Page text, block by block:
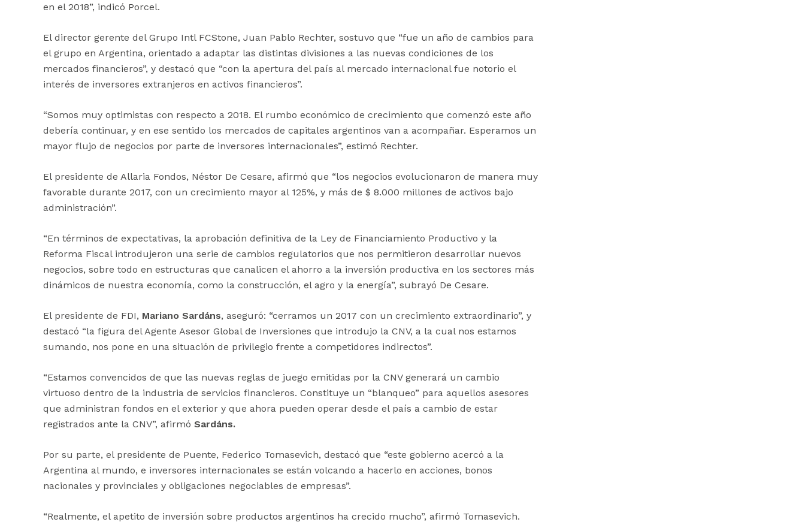
en el 2018”, indicó Porcel.
El director gerente del Grupo Intl FCStone, Juan Pablo Rechter, sostuvo que “fue un año de cambios para
el grupo en Argentina, orientado a adaptar las distintas divisiones a las nuevas condiciones de los
mercados financieros”, y destacó que “con la apertura del país al mercado internacional fue notorio el
interés de inversores extranjeros en activos financieros”.
“Somos muy optimistas con respecto a 2018. El rumbo económico de crecimiento que comenzó este año
debería continuar, y en ese sentido los mercados de capitales argentinos van a acompañar. Esperamos un
mayor flujo de negocios por parte de inversores internacionales”, estimó Rechter.
El presidente de Allaria Fondos, Néstor De Cesare, afirmó que “los negocios evolucionaron de manera muy
favorable durante 2017, con un crecimiento mayor al 125%, y más de $ 8.000 millones de activos bajo
administración”.
“En términos de expectativas, la aprobación definitiva de la Ley de Financiamiento Productivo y la
Reforma Fiscal introdujeron una serie de cambios regulatorios que nos permitieron desarrollar nuevos
negocios, sobre todo en estructuras que canalicen el ahorro a la inversión productiva en los sectores más
dinámicos de nuestra economía, como la construcción, el agro y la energía”, subrayó De Cesare.
El presidente de FDI, Mariano Sardáns, aseguró: “cerramos un 2017 con un crecimiento extraordinario”, y
destacó “la figura del Agente Asesor Global de Inversiones que introdujo la CNV, a la cual nos estamos
sumando, nos pone en una situación de privilegio frente a competidores indirectos”.
“Estamos convencidos de que las nuevas reglas de juego emitidas por la CNV generará un cambio
virtuoso dentro de la industria de servicios financieros. Constituye un “blanqueo” para aquellos asesores
que administran fondos en el exterior y que ahora pueden operar desde el país a cambio de estar
registrados ante la CNV”, afirmó Sardáns.
Por su parte, el presidente de Puente, Federico Tomasevich, destacó que “este gobierno acercó a la
Argentina al mundo, e inversores internacionales se están volcando a hacerlo en acciones, bonos
nacionales y provinciales y obligaciones negociables de empresas”.
“Realmente, el apetito de inversión sobre productos argentinos ha crecido mucho”, afirmó Tomasevich.